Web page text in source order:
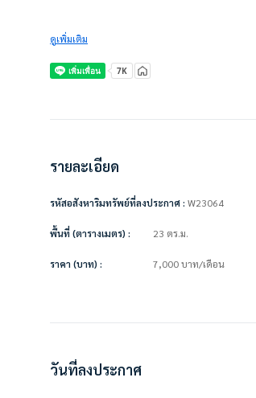
ชำระเงินก่อนเข้าอยู่
– ค่าเช่าเดือนแรก 1 เดือน
– ค่าประกัน 2 เดือน
————————–
• ไมโครเวฟ
• เตียง + ที่นอน
• ผ้าม่าน
• โต๊ะทำงาน + เก้าอี้
• เคาน์เตอร์ล้างจาน
Line OA. : https://lin.ee/YfpvBtC (@besthome)
ดูเพิ่มเติม
รายละเอียด
รหัสอสังหาริมทรัพย์ที่ลงประกาศ : W23064
พื้นที่ (ตารางเมตร) : 23 ตร.ม.
ราคา (บาท) : 7,000บาท/เดือน
วันที่ลงประกาศ